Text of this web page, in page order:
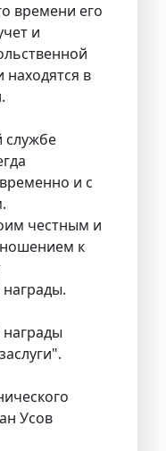
времени его
и
находятся в
службе
и с
честным и
к
Усов